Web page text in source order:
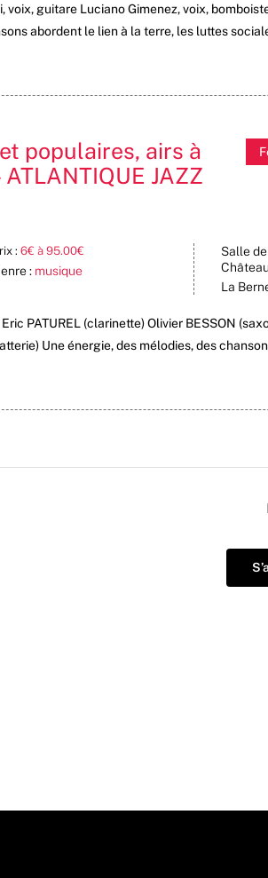
guitare Luciano Gimenez, voix,
abordent le lien à la terre, les luttes
populaires, airs à
JAZZ
: 6€ à 95.00€
: musique
Salle
La
PATUREL (clarinette) Olivier BESSON
Une énergie, des mélodies, des